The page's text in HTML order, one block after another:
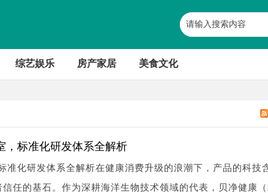
综艺娱乐 房产家居 美食文化
，标准化研发体系全解析
准化研发体系全解析在健康消费升级的浪潮下，产品的科技
任的基石。作为深耕海洋生物技术领域的代表，贝净健康